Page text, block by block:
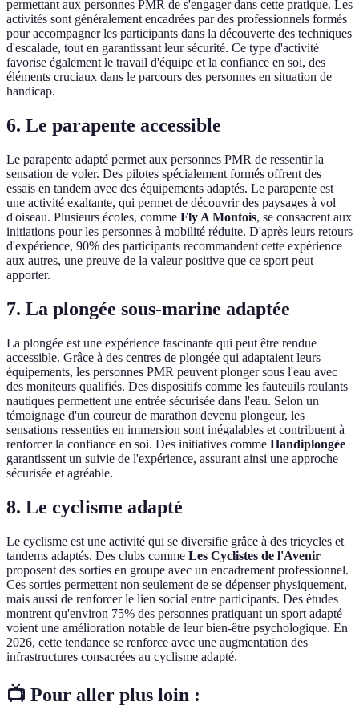
permettant aux personnes PMR de s'engager dans cette pratique. Les
activités sont généralement encadrées par des professionnels formés
pour accompagner les participants dans la découverte des techniques
d'escalade, tout en garantissant leur sécurité. Ce type d'activité
favorise également le travail d'équipe et la confiance en soi, des
éléments cruciaux dans le parcours des personnes en situation de
handicap.
6. Le parapente accessible
Le parapente adapté permet aux personnes PMR de ressentir la
sensation de voler. Des pilotes spécialement formés offrent des
essais en tandem avec des équipements adaptés. Le parapente est
une activité exaltante, qui permet de découvrir des paysages à vol
d'oiseau. Plusieurs écoles, comme Fly A Montois, se consacrent aux
initiations pour les personnes à mobilité réduite. D'après leurs retours
d'expérience, 90% des participants recommandent cette expérience
aux autres, une preuve de la valeur positive que ce sport peut
apporter.
7. La plongée sous-marine adaptée
La plongée est une expérience fascinante qui peut être rendue
accessible. Grâce à des centres de plongée qui adaptaient leurs
équipements, les personnes PMR peuvent plonger sous l'eau avec
des moniteurs qualifiés. Des dispositifs comme les fauteuils roulants
nautiques permettent une entrée sécurisée dans l'eau. Selon un
témoignage d'un coureur de marathon devenu plongeur, les
sensations ressenties en immersion sont inégalables et contribuent à
renforcer la confiance en soi. Des initiatives comme Handiplongée
garantissent un suivie de l'expérience, assurant ainsi une approche
sécurisée et agréable.
8. Le cyclisme adapté
Le cyclisme est une activité qui se diversifie grâce à des tricycles et
tandems adaptés. Des clubs comme Les Cyclistes de l'Avenir
proposent des sorties en groupe avec un encadrement professionnel.
Ces sorties permettent non seulement de se dépenser physiquement,
mais aussi de renforcer le lien social entre participants. Des études
montrent qu'environ 75% des personnes pratiquant un sport adapté
voient une amélioration notable de leur bien-être psychologique. En
2026, cette tendance se renforce avec une augmentation des
infrastructures consacrées au cyclisme adapté.
📺 Pour aller plus loin :